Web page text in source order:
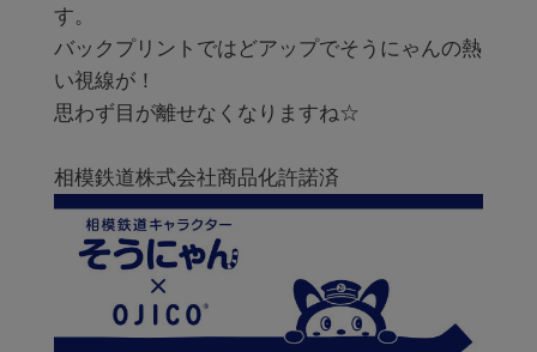
す。
バックプリントではどアップでそうにゃんの熱
い視線が！
思わず目が離せなくなりますね☆